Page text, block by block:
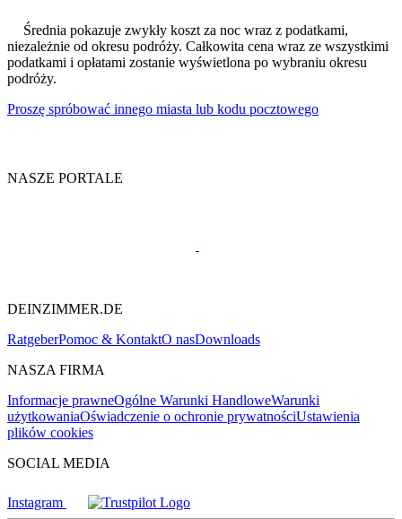
Średnia pokazuje zwykły koszt za noc wraz z podatkami,
niezależnie od okresu podróży. Całkowita cena wraz ze wszystkimi
podatkami i opłatami zostanie wyświetlona po wybraniu okresu
podróży.
Proszę spróbować innego miasta lub kodu pocztowego
NASZE PORTALE
DEINZIMMER.DE
RatgeberPomoc & KontaktO nasDownloads
NASZA FIRMA
Informacje prawneOgólne Warunki HandloweWarunki
użytkowaniaOświadczenie o ochronie prywatnościUstawienia
plików cookies
SOCIAL MEDIA
Instagram